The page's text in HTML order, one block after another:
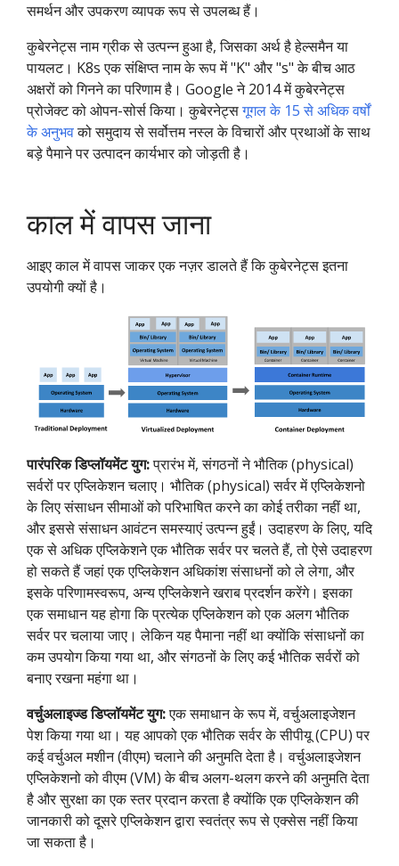
समर्थन और उपकरण व्यापक रूप से उपलब्ध हैं।
कुबेरनेट्स नाम ग्रीक से उत्पन्न हुआ है, जिसका अर्थ है हेल्समैन या
पायलट। K8s एक संक्षिप्त नाम के रूप में "K" और "s" के बीच आठ
अक्षरों को गिनने का परिणाम है। Google ने 2014 में कुबेरनेट्स
प्रोजेक्ट को ओपन-सोर्स किया। कुबेरनेट्सगूगल के 15 से अधिक वर्षों
के अनुभवको समुदाय से सर्वोत्तम नस्ल के विचारों और प्रथाओं के साथ
बड़े पैमाने पर उत्पादन कार्यभार को जोड़ती है।
काल में वापस जाना
आइए काल में वापस जाकर एक नज़र डालते हैं कि कुबेरनेट्स इतना
उपयोगी क्यों है।
पारंपरिक डिप्लॉयमेंट युग:प्रारंभ में, संगठनों ने भौतिक (physical)
सर्वरों पर एप्लिकेशन चलाए। भौतिक (physical) सर्वर में एप्लिकेशनो
के लिए संसाधन सीमाओं को परिभाषित करने का कोई तरीका नहीं था,
और इससे संसाधन आवंटन समस्याएं उत्पन्न हुईं। उदाहरण के लिए, यदि
एक से अधिक एप्लिकेशने एक भौतिक सर्वर पर चलते हैं, तो ऐसे उदाहरण
हो सकते हैं जहां एक एप्लिकेशन अधिकांश संसाधनों को ले लेगा, और
इसके परिणामस्वरूप, अन्य एप्लिकेशने खराब प्रदर्शन करेंगे। इसका
एक समाधान यह होगा कि प्रत्येक एप्लिकेशन को एक अलग भौतिक
सर्वर पर चलाया जाए। लेकिन यह पैमाना नहीं था क्योंकि संसाधनों का
कम उपयोग किया गया था, और संगठनों के लिए कई भौतिक सर्वरों को
बनाए रखना महंगा था।
वर्चुअलाइज्ड डिप्लॉयमेंट युग:एक समाधान के रूप में, वर्चुअलाइजेशन
पेश किया गया था। यह आपको एक भौतिक सर्वर के सीपीयू (CPU) पर
कई वर्चुअल मशीन (वीएम) चलाने की अनुमति देता है। वर्चुअलाइजेशन
एप्लिकेशनो को वीएम (VM) के बीच अलग-थलग करने की अनुमति देता
है और सुरक्षा का एक स्तर प्रदान करता है क्योंकि एक एप्लिकेशन की
जानकारी को दूसरे एप्लिकेशन द्वारा स्वतंत्र रूप से एक्सेस नहीं किया
जा सकता है।